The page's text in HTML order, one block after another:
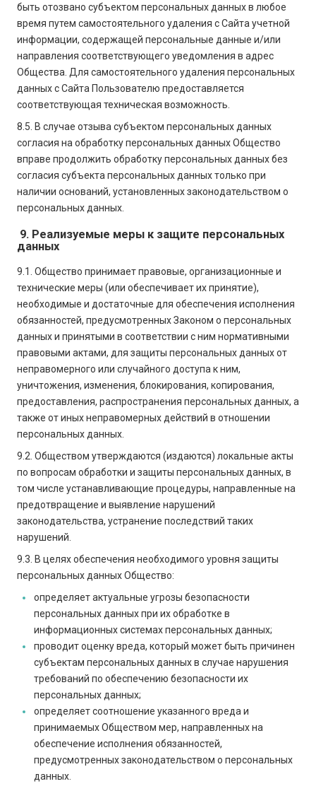
быть отозвано субъектом персональных данных в любое
время путем самостоятельного удаления с Сайта учетной
информации, содержащей персональные данные и/или
направления соответствующего уведомления в адрес
Общества. Для самостоятельного удаления персональных
данных с Сайта Пользователю предоставляется
соответствующая техническая возможность.
8.5. В случае отзыва субъектом персональных данных
согласия на обработку персональных данных Общество
вправе продолжить обработку персональных данных без
согласия субъекта персональных данных только при
наличии оснований, установленных законодательством о
персональных данных.
9. Реализуемые меры к защите персональных
данных
9.1. Общество принимает правовые, организационные и
технические меры (или обеспечивает их принятие),
необходимые и достаточные для обеспечения исполнения
обязанностей, предусмотренных Законом о персональных
данных и принятыми в соответствии с ним нормативными
правовыми актами, для защиты персональных данных от
неправомерного или случайного доступа к ним,
уничтожения, изменения, блокирования, копирования,
предоставления, распространения персональных данных, а
также от иных неправомерных действий в отношении
персональных данных.
9.2. Обществом утверждаются (издаются) локальные акты
по вопросам обработки и защиты персональных данных, в
том числе устанавливающие процедуры, направленные на
предотвращение и выявление нарушений
законодательства, устранение последствий таких
нарушений.
9.3. В целях обеспечения необходимого уровня защиты
персональных данных Общество:
определяет актуальные угрозы безопасности
персональных данных при их обработке в
информационных системах персональных данных;
проводит оценку вреда, который может быть причинен
субъектам персональных данных в случае нарушения
требований по обеспечению безопасности их
персональных данных;
определяет соотношение указанного вреда и
принимаемых Обществом мер, направленных на
обеспечение исполнения обязанностей,
предусмотренных законодательством о персональных
данных.